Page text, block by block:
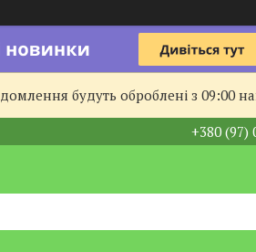
будуть оброблені з 09:00
+380 (97)